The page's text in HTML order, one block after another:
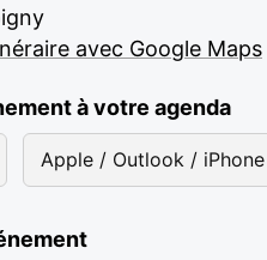
avec Google Maps
à votre agenda
Apple / Outlook /